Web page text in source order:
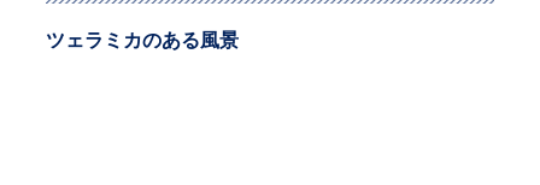
ツェラミカのある風景